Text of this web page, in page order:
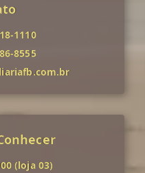
1110
8555
(loja 03)